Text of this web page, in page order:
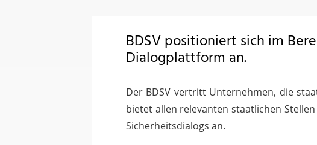
BDSV positioniert sich im
Dialogplattform an.
Der BDSV vertritt Unternehmen, die
bietet allen relevanten staatlichen
Sicherheitsdialogs an.